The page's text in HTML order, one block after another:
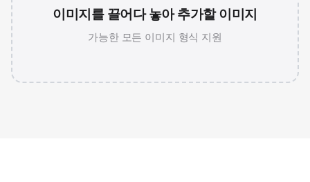
이미지를 끌어다 놓아 추가할 이미지
가능한 모든 이미지 형식 지원